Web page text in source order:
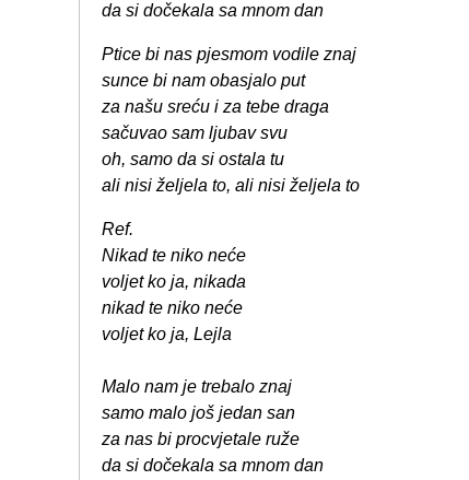
da si dočekala sa mnom dan
Ptice bi nas pjesmom vodile znaj
sunce bi nam obasjalo put
za našu sreću i za tebe draga
sačuvao sam ljubav svu
oh, samo da si ostala tu
ali nisi željela to, ali nisi željela to
Ref.
Nikad te niko neće
voljet ko ja, nikada
nikad te niko neće
voljet ko ja, Lejla
Malo nam je trebalo znaj
samo malo još jedan san
za nas bi procvjetale ruže
da si dočekala sa mnom dan